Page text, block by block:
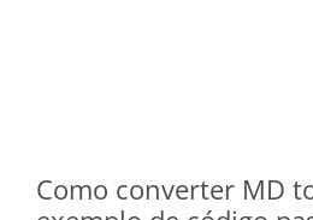
Como converter MD